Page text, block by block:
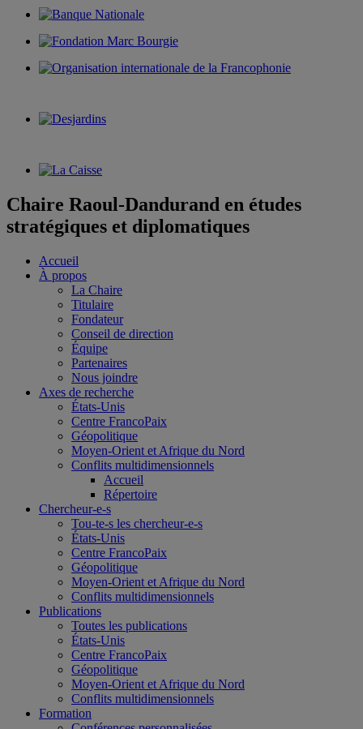
Chaire Raoul-Dandurand en études
stratégiques et diplomatiques
Accueil
À propos
La Chaire
Titulaire
Fondateur
Conseil de direction
Équipe
Partenaires
Nous joindre
Axes de recherche
États-Unis
Centre FrancoPaix
Géopolitique
Moyen-Orient et Afrique du Nord
Conflits multidimensionnels
Accueil
Répertoire
Chercheur-e-s
Tou-te-s les chercheur-e-s
États-Unis
Centre FrancoPaix
Géopolitique
Moyen-Orient et Afrique du Nord
Conflits multidimensionnels
Publications
Toutes les publications
États-Unis
Centre FrancoPaix
Géopolitique
Moyen-Orient et Afrique du Nord
Conflits multidimensionnels
Formation